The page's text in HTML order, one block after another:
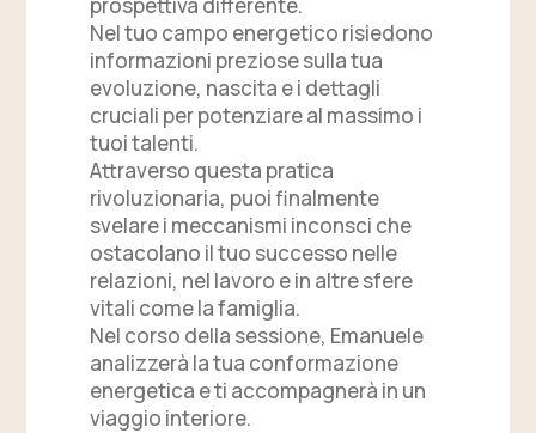
Nel tuo campo energetico risiedono
informazioni preziose sulla tua
evoluzione, nascita e i dettagli
cruciali per potenziare al massimo i
tuoi talenti.
Attraverso questa pratica
rivoluzionaria, puoi finalmente
svelare i meccanismi inconsci che
ostacolano il tuo successo nelle
relazioni, nel lavoro e in altre sfere
vitali come la famiglia.
Nel corso della sessione, Emanuele
analizzerà la tua conformazione
energetica e ti accompagnerà in un
viaggio interiore.